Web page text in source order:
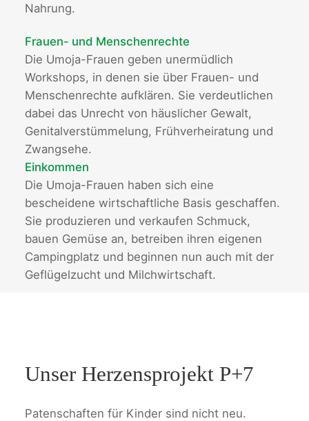
Nahrung.
Frauen- und Menschenrechte
Die Umoja-Frauen geben unermüdlich
Workshops, in denen sie über Frauen- und
Menschenrechte aufklären. Sie verdeutlichen
dabei das Unrecht von häuslicher Gewalt,
Genitalverstümmelung, Frühverheiratung und
Zwangsehe.
Einkommen
Die Umoja-Frauen haben sich eine
bescheidene wirtschaftliche Basis geschaffen.
Sie produzieren und verkaufen Schmuck,
bauen Gemüse an, betreiben ihren eigenen
Campingplatz und beginnen nun auch mit der
Geflügelzucht und Milchwirtschaft.
Unser Herzensprojekt P+7
Patenschaften für Kinder sind nicht neu.